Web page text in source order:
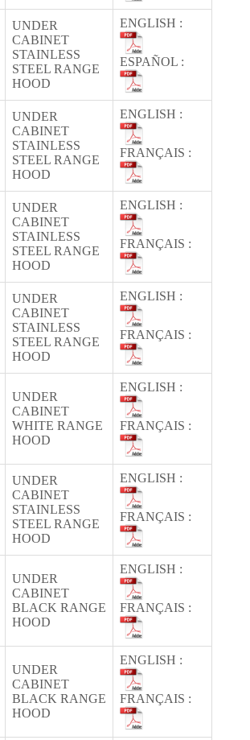
UNDER
CABINET
STAINLESS
STEEL RANGE
HOOD
ENGLISH :
ESPAÑOL :
UNDER
CABINET
STAINLESS
STEEL RANGE
HOOD
ENGLISH :
FRANÇAIS :
UNDER
CABINET
STAINLESS
STEEL RANGE
HOOD
ENGLISH :
FRANÇAIS :
UNDER
CABINET
STAINLESS
STEEL RANGE
HOOD
ENGLISH :
FRANÇAIS :
UNDER
CABINET
WHITE RANGE
HOOD
ENGLISH :
FRANÇAIS :
UNDER
CABINET
STAINLESS
STEEL RANGE
HOOD
ENGLISH :
FRANÇAIS :
UNDER
CABINET
BLACK RANGE
HOOD
ENGLISH :
FRANÇAIS :
UNDER
CABINET
BLACK RANGE
HOOD
ENGLISH :
FRANÇAIS :